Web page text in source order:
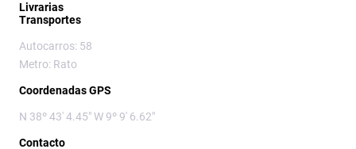
Livrarias
Transportes
Autocarros: 58
Metro: Rato
Coordenadas GPS
N 38º 43' 4.45" W 9º 9' 6.62"
Contacto